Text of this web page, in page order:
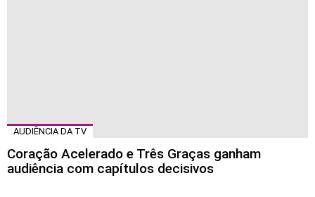
AUDIÊNCIA DA TV
Coração Acelerado e Três Graças ganham
audiência com capítulos decisivos